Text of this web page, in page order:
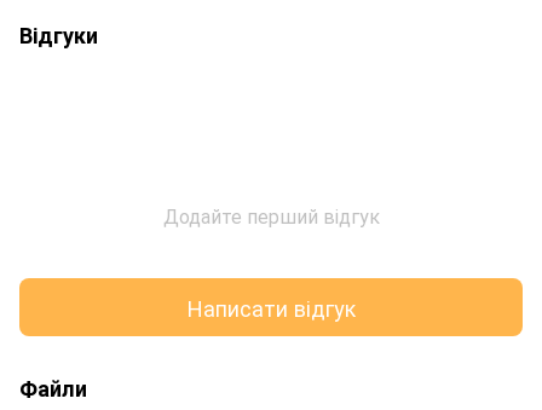
Відгуки
Додайте перший відгук
Написати відгук
Файли